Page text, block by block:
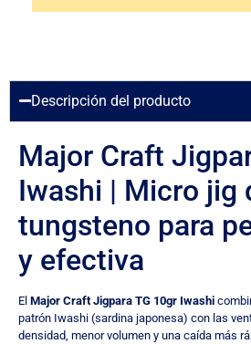
Descripción del producto
Major Craft
Iwashi | Micro jig
tungsteno para
y efectiva
El Major Craft Jigpara TG 10gr Iwashi
patrón Iwashi (sardina japonesa) con las
densidad, menor volumen y una caída más